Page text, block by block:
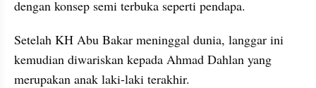
dengan konsep semi terbuka seperti pendapa.
Setelah KH Abu Bakar meninggal dunia, langgar ini
kemudian diwariskan kepada Ahmad Dahlan yang
merupakan anak laki-laki terakhir.